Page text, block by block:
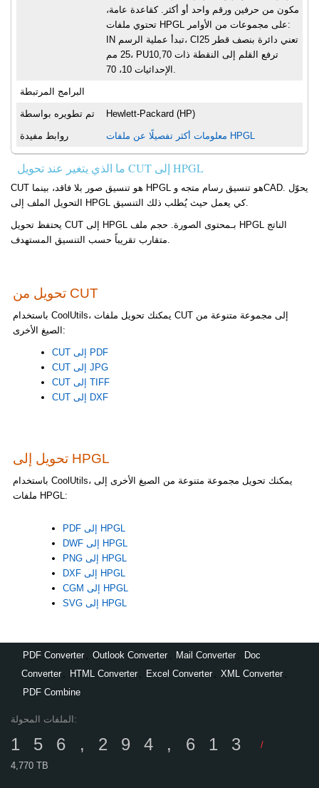
مكون من حرفين ورقم واحد أو أكثر. كقاعدة عامة،
تحتوي ملفات HPGL على مجموعات من الأوامر:
IN تبدأ عملية الرسم، CI25 تعني دائرة بنصف قطر
25 مم، PU10,70 ترفع القلم إلى النقطة ذات
الإحداثيات 10، 70.
البرامج المرتبطة
تم تطويره بواسطة Hewlett-Packard (HP)
روابط مفيدة معلومات أكثر تفصيلًا عن ملفات HPGL
ما الذي يتغير عند تحويل CUT إلى HPGL
CUT هو تنسيق صور بلا فاقد، بينما HPGL هو تنسيق رسام متجه وCAD. يحوّل
التحويل الملف إلى HPGL كي يعمل حيث يُطلب ذلك التنسيق.
يحتفظ تحويل CUT إلى HPGL بـمحتوى الصورة. حجم ملف HPGL الناتج
متقارب تقريباً حسب التنسيق المستهدف.
تحويل من CUT
باستخدام CoolUtils، يمكنك تحويل ملفات CUT إلى مجموعة متنوعة من
الصيغ الأخرى:
CUT إلى PDF
CUT إلى JPG
CUT إلى TIFF
CUT إلى DXF
تحويل إلى HPGL
باستخدام CoolUtils، يمكنك تحويل مجموعة متنوعة من الصيغ الأخرى إلى
ملفات HPGL:
PDF إلى HPGL
DWF إلى HPGL
PNG إلى HPGL
DXF إلى HPGL
CGM إلى HPGL
SVG إلى HPGL
PDF Converter Outlook Converter Mail Converter
Doc
Converter
HTML Converter Excel Converter XML Converter
PDF Combine
الملفات المحولة:
156,294,613
/
4,770 TB